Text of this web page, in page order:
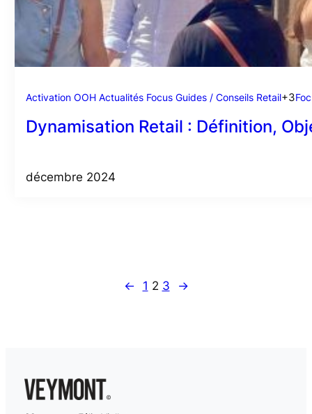
Activation OOH Actualités Focus Guides / Conseils Retail+3
Dynamisation Retail : Définition,
décembre 2024
← 1 2 3 →